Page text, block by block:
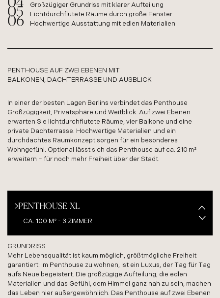
Großzügiger Grundriss mit klarer Aufteilung
Lichtdurchflutete Räume durch große Fenster
Hochwertige Ausstattung mit edlen Materialien
PENTHOUSE AUF ZWEI EBENEN MIT
BALKONEN, DACHTERRASSE UND AUSBLICK
In einer der besten Lagen Berlins verbindet das Penthouse
Großzügigkeit, Privatsphäre und Weitblick. Auf zwei Ebenen
erwarten Sie lichtdurchflutete Räume, vier Balkone und eine
private Dachterrasse. Hochwertige Materialien und ein
durchdachtes Raumkonzept sorgen für ein besonderes
Wohngefühl. Optional lässt sich das Penthouse auf ca. 210 m²
erweitern – für noch mehr Freiheit über der Stadt.
PENTHOUSE XL
CA. 100 M² - 3 ZIMMER
PENTHOUSE XXL
CA. 209 M² - 4 ZIMMER
GRUNDRISS
Mehr Lebensqualität ist kaum möglich, größtmögliche Freiheit
garantiert: Im Penthouse zu wohnen, ist ein Luxus, der Tag für Tag
aufs Neue begeistert. Die großzügige Aufteilung, die edlen
Materialien und das Gefühl, dem Himmel ganz nah zu sein, machen
das Leben hier außergewöhnlich. Das Penthouse auf zwei Ebenen